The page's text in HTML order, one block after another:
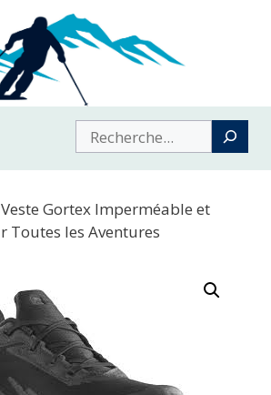
Buscar
Gortex Imperméable et
Toutes les Aventures